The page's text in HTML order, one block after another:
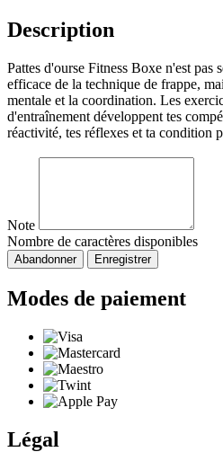
Description
Pattes d'ourse Fitness Boxe n'est pas
efficace de la technique de frappe,
mentale et la coordination. Les
d'entraînement développent tes
réactivité, tes réflexes et ta condition
Note
Nombre de caractères disponibles
Abandonner Enregistrer
Modes de paiement
Légal